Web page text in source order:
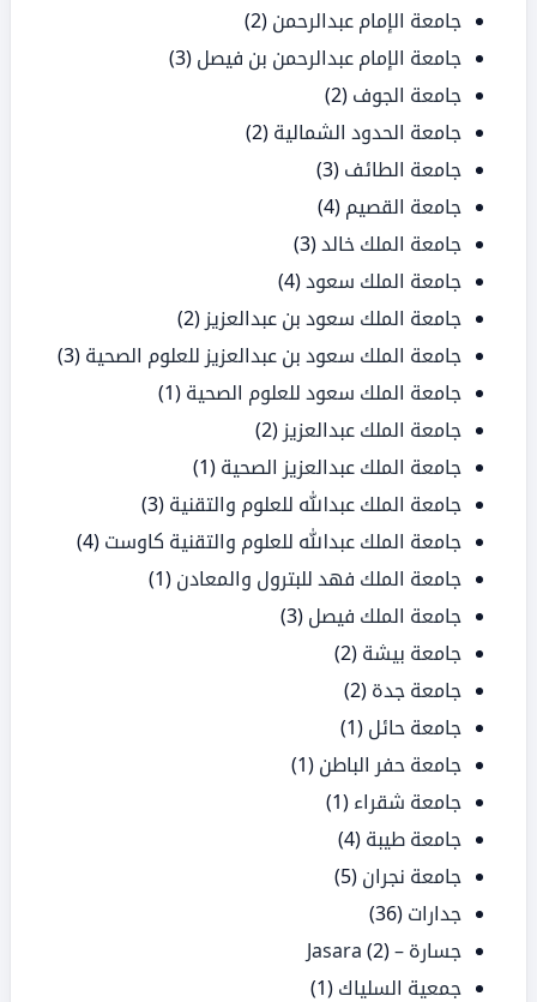
جامعة الإمام عبدالرحمن (2)
جامعة الإمام عبدالرحمن بن فيصل (3)
جامعة الجوف (2)
جامعة الحدود الشمالية (2)
جامعة الطائف (3)
جامعة القصيم (4)
جامعة الملك خالد(3)
جامعة الملك سعود(4)
جامعة الملك سعود بن عبدالعزيز (2)
جامعة الملك سعود بن عبدالعزيز للعلوم الصحية (3)
جامعة الملك سعود للعلوم الصحية (1)
جامعة الملك عبدالعزيز (2)
جامعة الملك عبدالعزيز الصحية (1)
جامعة الملك عبدالله للعلوم والتقنية (3)
جامعة الملك عبدالله للعلوم والتقنية كاوست (4)
جامعة الملك فهد للبترول والمعادن (1)
جامعة الملك فيصل (3)
جامعة بيشة (2)
جامعة جدة (2)
جامعة حائل (1)
جامعة حفر الباطن (1)
جامعة شقراء (1)
جامعة طيبة (4)
جامعة نجران (5)
جدارات (36)
جسارة – Jasara(2)
جمعية السلياك (1)